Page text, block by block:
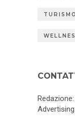
Redazione:
Advertising: